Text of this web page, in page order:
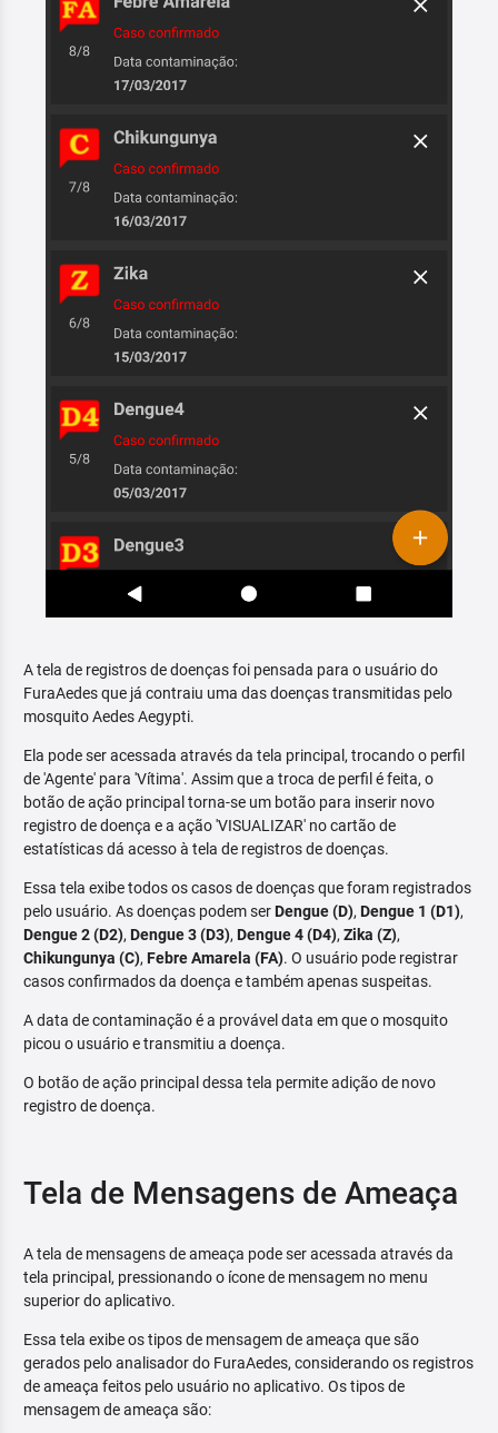
A tela de registros de doenças foi pensada para o usuário do
FuraAedes que já contraiu uma das doenças transmitidas pelo
mosquito Aedes Aegypti.
Ela pode ser acessada através da tela principal, trocando o perfil
de 'Agente' para 'Vítima'. Assim que a troca de perfil é feita, o
botão de ação principal torna-se um botão para inserir novo
registro de doença e a ação 'VISUALIZAR' no cartão de
estatísticas dá acesso à tela de registros de doenças.
Essa tela exibe todos os casos de doenças que foram registrados
pelo usuário. As doenças podem serDengue (D), Dengue 1 (D1),
Dengue 2 (D2), Dengue 3 (D3), Dengue 4 (D4), Zika (Z),
Chikungunya (C), Febre Amarela (FA). O usuário pode registrar
casos confirmados da doença e também apenas suspeitas.
A data de contaminação é a provável data em que o mosquito
picou o usuário e transmitiu a doença.
O botão de ação principal dessa tela permite adição de novo
registro de doença.
Tela de Mensagens de Ameaça
A tela de mensagens de ameaça pode ser acessada através da
tela principal, pressionando o ícone de mensagem no menu
superior do aplicativo.
Essa tela exibe os tipos de mensagem de ameaça que são
gerados pelo analisador do FuraAedes, considerando os registros
de ameaça feitos pelo usuário no aplicativo. Os tipos de
mensagem de ameaça são: